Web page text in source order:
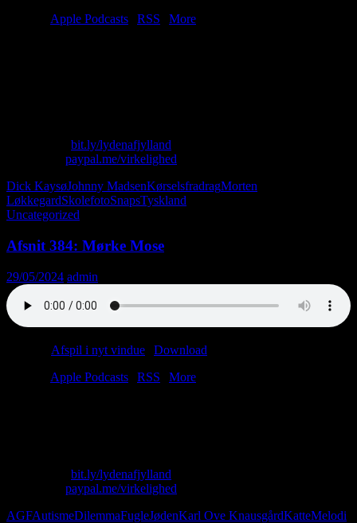
Apple Podcasts RSS
More
bit.ly/lydenafjylland
paypal.me/virkelighed
Dick KaysøJohnny MadsenKørselsfradragMorten
LøkkegardSkolefotoSnapsTyskland
Uncategorized
Afsnit 384: Mørke Mose
29/05/2024 admin
Afspil i nyt vindue Download
Apple Podcasts RSS
More
bit.ly/lydenafjylland
paypal.me/virkelighed
AGFAutismeDilemmaFugleJødenKarl Ove KnausgårdKatteMelodi